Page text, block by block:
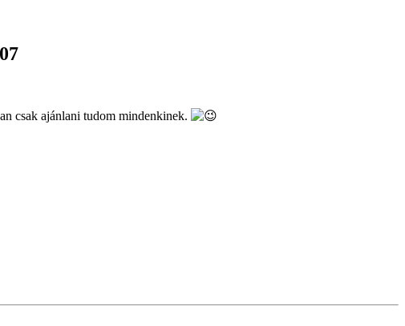
csak ajánlani tudom mindenkinek.